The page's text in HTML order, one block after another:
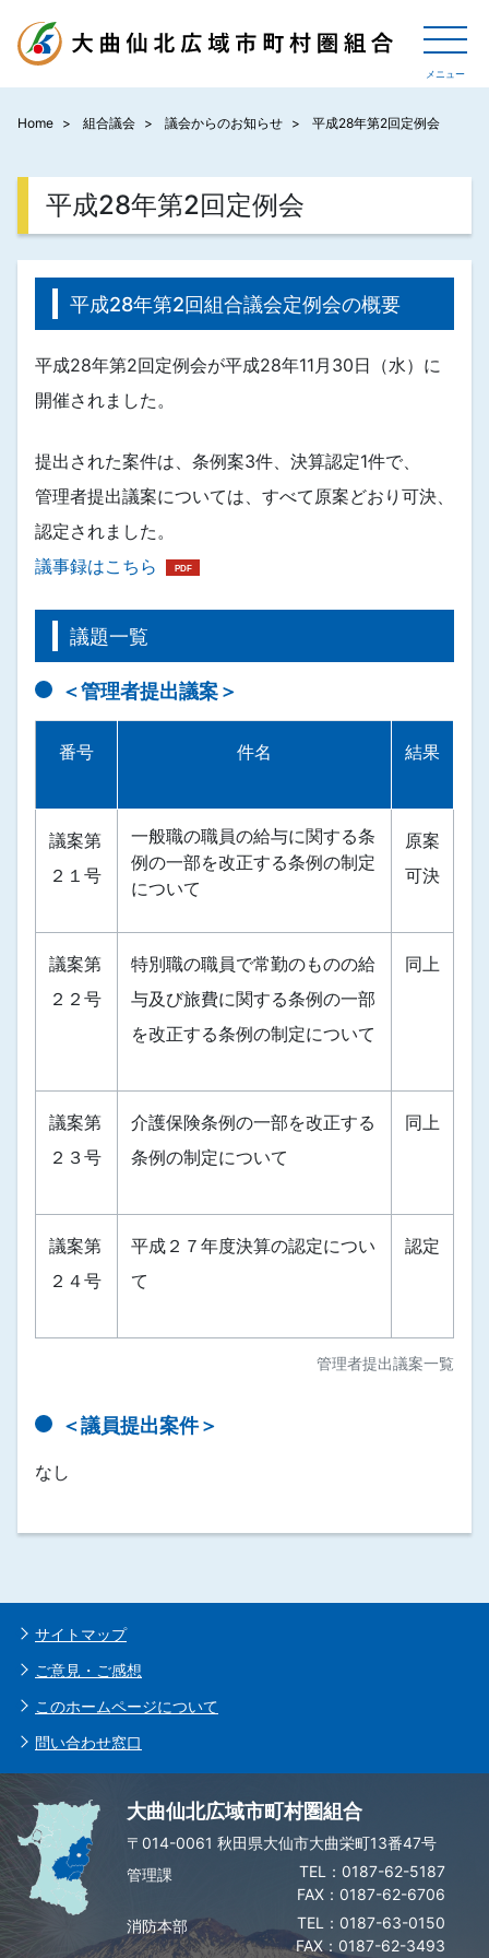
Home 組合議会 議会からのお知らせ 平成28年第2回定例会
平成28年第2回定例会
平成28年第2回組合議会定例会の概要
平成28年第2回定例会が平成28年11月30日（水）に
開催されました。
提出された案件は、条例案3件、決算認定1件で、
管理者提出議案については、すべて原案どおり可決、
認定されました。
議事録はこちら
議題一覧
＜管理者提出議案＞
管理者提出議案一覧
番号 件名 結果
議案第
２１号
一般職の職員の給与に関する条
例の一部を改正する条例の制定
について
原案
可決
議案第
２２号
特別職の職員で常勤のものの給
与及び旅費に関する条例の一部
を改正する条例の制定について
同上
議案第
２３号
介護保険条例の一部を改正する
条例の制定について
同上
議案第
２４号
平成２７年度決算の認定につい
て
認定
＜議員提出案件＞
なし
サイトマップ
ご意見・ご感想
このホームページについて
問い合わせ窓口
大曲仙北広域市町村圏組合
〒014-0061 秋田県大仙市大曲栄町13番47号
管理課
0187-62-5187
FAX：0187-62-6706
消防本部
0187-63-0150
FAX：0187-62-3493